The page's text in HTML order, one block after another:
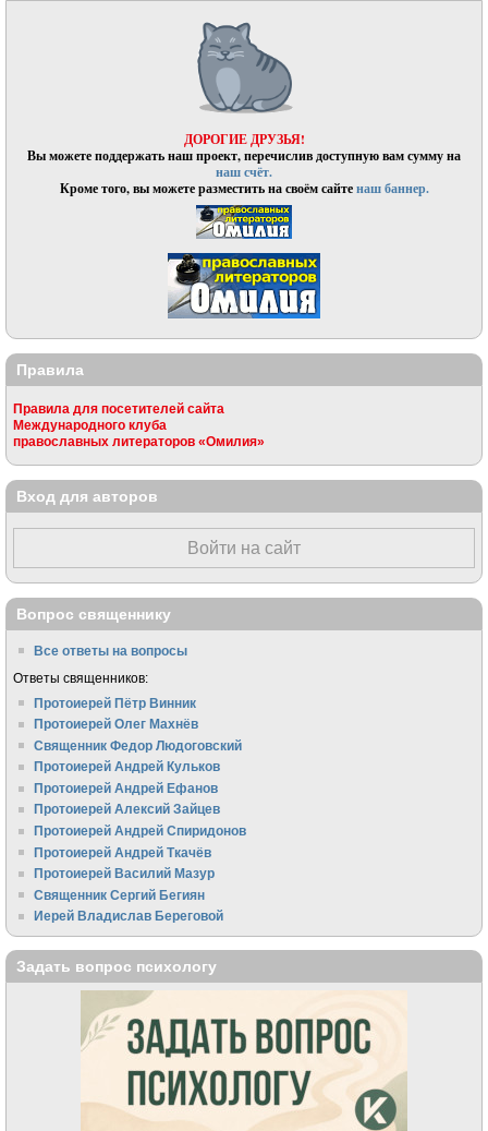
ДОРОГИЕ ДРУЗЬЯ!
Вы можете поддержать наш проект, перечислив доступную вам сумму на
наш счёт.
Кроме того, вы можете разместить на своём сайтенаш баннер.
Правила
Правила для посетителей сайта
Международного клуба
православных литераторов «Омилия»
Вход для авторов
Войти на сайт
Вопрос священнику
Все ответы на вопросы
Ответы священников:
Протоиерей Пётр Винник
Протоиерей Олег Махнёв
Священник Федор Людоговский
Протоиерей Андрей Кульков
Протоиерей Андрей Ефанов
Протоиерей Алексий Зайцев
Протоиерей Андрей Спиридонов
Протоиерей Андрей Ткачёв
Протоиерей Василий Мазур
Священник Сергий Бегиян
Иерей Владислав Береговой
Задать вопрос психологу